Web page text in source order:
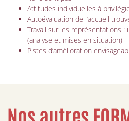
Attitudes individuelles à
Autoévaluation de l’accueil
Travail sur les représentations :
(analyse et mises en situation)
Pistes d’amélioration
Nos autres